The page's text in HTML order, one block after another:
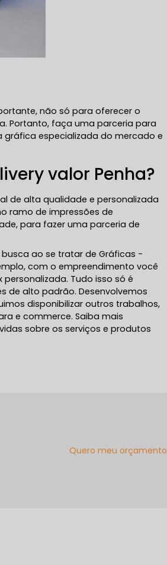
não só para oferecer o
Portanto, faça uma parceria para
gráfica especializada do mercado e
valor Penha?
de alta qualidade e personalizada
ramo de impressões de
para fazer uma parceria de
ao se tratar de Gráficas -
com o empreendimento você
Tudo isso só é
de alto padrão. Desenvolvemos
disponibilizar outros trabalhos,
e commerce. Saiba mais
sobre os serviços e produtos
Quero meu orçamento